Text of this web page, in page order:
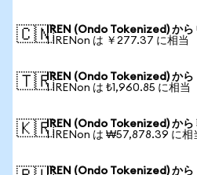
🇨🇳IREN (Ondo Tokenized) から
1 IRENon は ￥277.37 に相当
🇹🇷IREN (Ondo Tokenized) から
1 IRENon は ₺1,960.85 に相当
🇰🇷IREN (Ondo Tokenized) から
1 IRENon は ₩57,878.39 に相
IREN (Ondo Tokenized) か